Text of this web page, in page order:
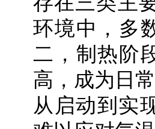
环境中，多
二，制热阶
高，成为日
从启动到实